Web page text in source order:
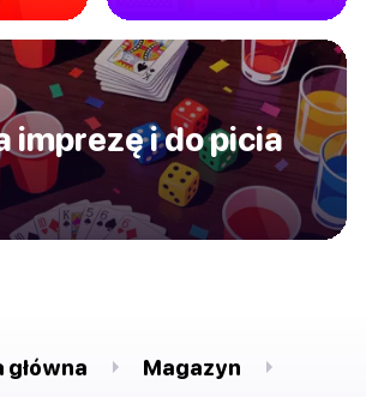
imprezę i do picia
główna
Magazyn